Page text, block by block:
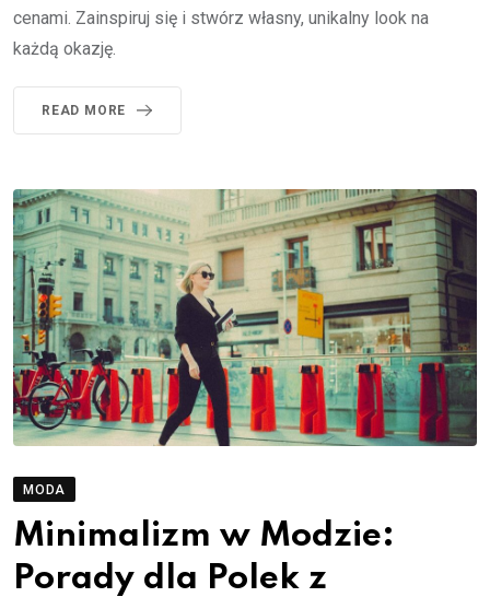
cenami. Zainspiruj się i stwórz własny, unikalny look na
każdą okazję.
READ MORE
MODA
Minimalizm w Modzie:
Porady dla Polek z